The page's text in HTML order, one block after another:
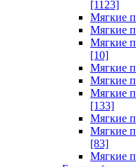
[1123]
Мягкие
Мягкие
Мягкие
[10]
Мягкие
Мягкие
Мягкие
[133]
Мягкие
Мягкие
[83]
Мягкие